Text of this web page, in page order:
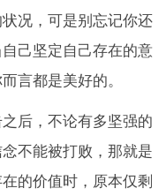
况，可是别忘记你还
己坚定自己存在的意
言都是美好的。
后，不论有多坚强的
不能被打败，那就是
的价值时，原本仅剩